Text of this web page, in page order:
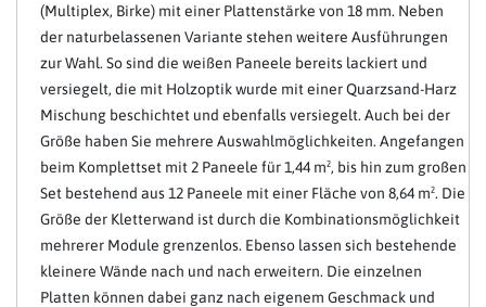
(Multiplex, Birke) mit einer Plattenstärke von 18 mm. Neben
der naturbelassenen Variante stehen weitere Ausführungen
zur Wahl. So sind die weißen Paneele bereits lackiert und
versiegelt, die mit Holzoptik wurde mit einer Quarzsand-Harz
Mischung beschichtet und ebenfalls versiegelt. Auch bei der
Größe haben Sie mehrere Auswahlmöglichkeiten. Angefangen
beim Komplettset mit 2 Paneele für 1,44 m², bis hin zum großen
Set bestehend aus 12 Paneele mit einer Fläche von 8,64 m². Die
Größe der Kletterwand ist durch die Kombinationsmöglichkeit
mehrerer Module grenzenlos. Ebenso lassen sich bestehende
kleinere Wände nach und nach erweitern. Die einzelnen
Platten können dabei ganz nach eigenem Geschmack und